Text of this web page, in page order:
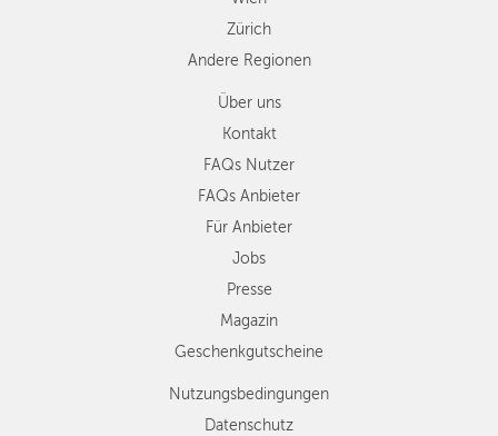
Zürich
Andere Regionen
Über uns
Kontakt
FAQs Nutzer
FAQs Anbieter
Für Anbieter
Jobs
Presse
Magazin
Geschenkgutscheine
Nutzungsbedingungen
Datenschutz